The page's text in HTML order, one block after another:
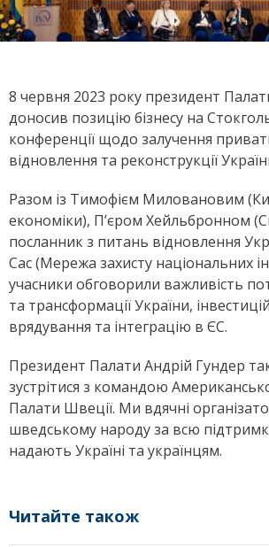
8 червня 2023 року президент
доносив позицію бізнесу на
конференції щодо залучення
відновлення та реконструкції
Разом із Тимофієм Миловановим
економіки), П’єром Хейльбронном
посланник з питань відновлення
Сас (Мережа захисту національних
учасники обговорили важливість
та трансформації України,
врядування та інтеграцію в ЄС.
Президент Палати Андрій Гундер
зустрітися з командою
Палати Швеції. Ми вдячні
шведському народу за всю
надають Україні та українцям.
Читайте також